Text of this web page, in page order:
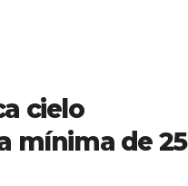
cielo
mínima de 25